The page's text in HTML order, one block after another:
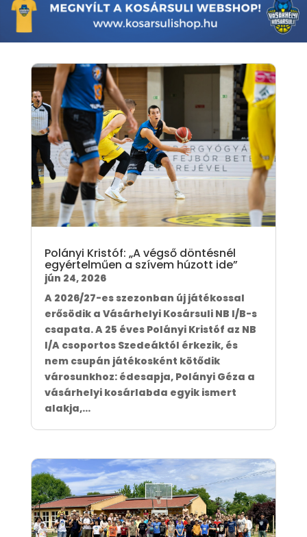
Polányi Kristóf: „A végső döntésnél
egyértelműen a szívem húzott ide”
jún 24, 2026
A 2026/27-es szezonban új játékossal
erősödik a Vásárhelyi Kosársuli NB I/B-s
csapata. A 25 éves Polányi Kristóf az NB
I/A csoportos Szedeáktól érkezik, és
nem csupán játékosként kötődik
városunkhoz: édesapja, Polányi Géza a
vásárhelyi kosárlabda egyik ismert
alakja,...